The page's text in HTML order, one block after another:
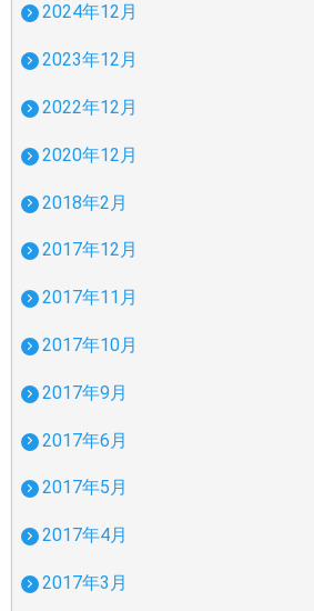
2024年12月
2023年12月
2022年12月
2020年12月
2018年2月
2017年12月
2017年11月
2017年10月
2017年9月
2017年6月
2017年5月
2017年4月
2017年3月